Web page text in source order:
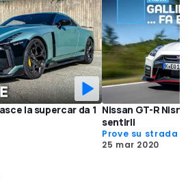
la supercar da 1 Nissan GT-R
sentirli
Prove su strada
25 mar 2020